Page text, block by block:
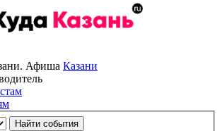
Афиша Казани